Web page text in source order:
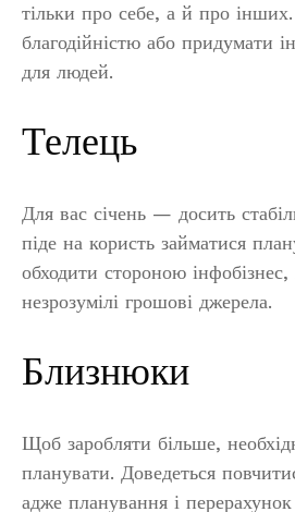
тільки про себе, а й про
благодійністю або придумати
для людей.
Телець
Для вас січень — досить
піде на користь займатися
обходити стороною інфобізнес,
незрозумілі грошові джерела.
Близнюки
Щоб заробляти більше,
планувати. Доведеться
адже планування і